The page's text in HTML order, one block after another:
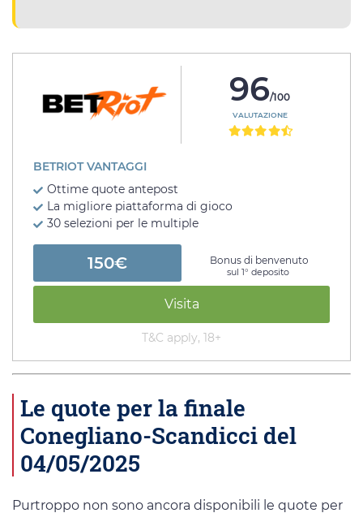
96/100
VALUTAZIONE
BETRIOT VANTAGGI
Ottime quote antepost
La migliore piattaforma di gioco
30 selezioni per le multiple
150€ Bonus di benvenuto
sul 1° deposito
Visita
T&C apply, 18+
Le quote per la finale
Conegliano-Scandicci del
04/05/2025
Purtroppo non sono ancora disponibili le quote per